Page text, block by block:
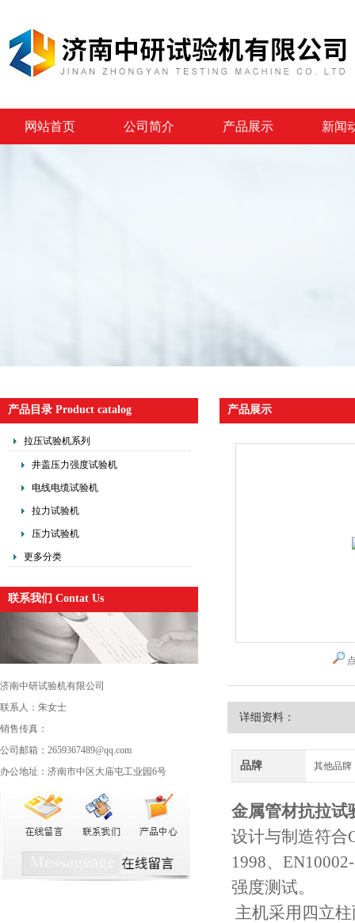
网站首页 公司简介 产品展示 新闻
产品目录 Product catalog
拉压试验机系列
井盖压力强度试验机
电线电缆试验机
拉力试验机
压力试验机
更多分类
联系我们 Contat Us
济南中研试验机有限公司
联系人：朱女士
销售传真：
公司邮箱：2659367489@qq.com
办公地址：济南市中区大庙屯工业园6号
产品展示
详细资料：
品牌 其他品牌
金属管材抗拉试
设计与制造符合
1998、
强度测试。
主机采用四立